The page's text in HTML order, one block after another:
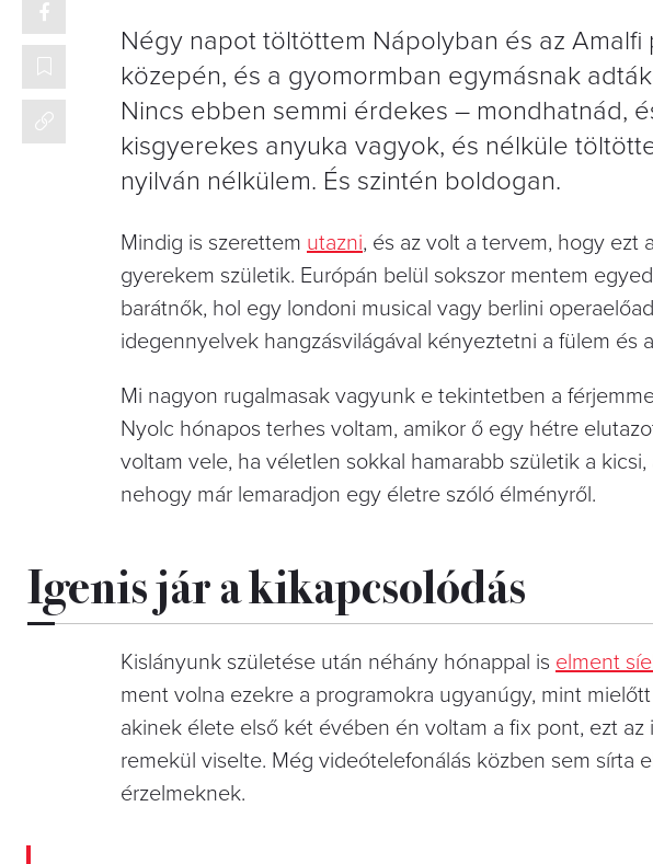
Négy napot töltöttem Nápolyban és az
közepén, és a gyomormban egymásnak
Nincs ebben semmi érdekes – mondhatnád,
kisgyerekes anyuka vagyok, és nélküle
nyilván nélkülem. És szintén boldogan.
Mindig is szerettem utazni, és az volt a tervem, hogy ezt
gyerekem születik. Európán belül sokszor mentem
barátnők, hol egy londoni musical vagy berlini
idegennyelvek hangzásvilágával kényeztetni a fülem és
Mi nagyon rugalmasak vagyunk e tekintetben a
Nyolc hónapos terhes voltam, amikor ő egy hétre
voltam vele, ha véletlen sokkal hamarabb születik a
nehogy már lemaradjon egy életre szóló élményről.
Igenis jár a kikapcsolódás
Kislányunk születése után néhány hónappal is elment
ment volna ezekre a programokra ugyanúgy, mint
akinek élete első két évében én voltam a fix pont, ezt
remekül viselte. Még videótelefonálás közben sem sírta
érzelmeknek.